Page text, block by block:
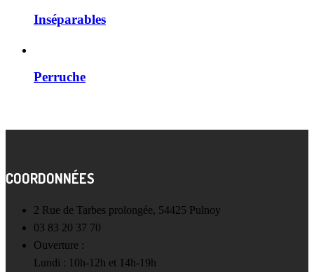
Inséparables
Perruche
COORDONNÉES
2 Rue de Tarbes prolongée, 54425 Pulnoy
03 83 20 37 70
Ouverture :
Lundi : 10h-12h et 14h-19h